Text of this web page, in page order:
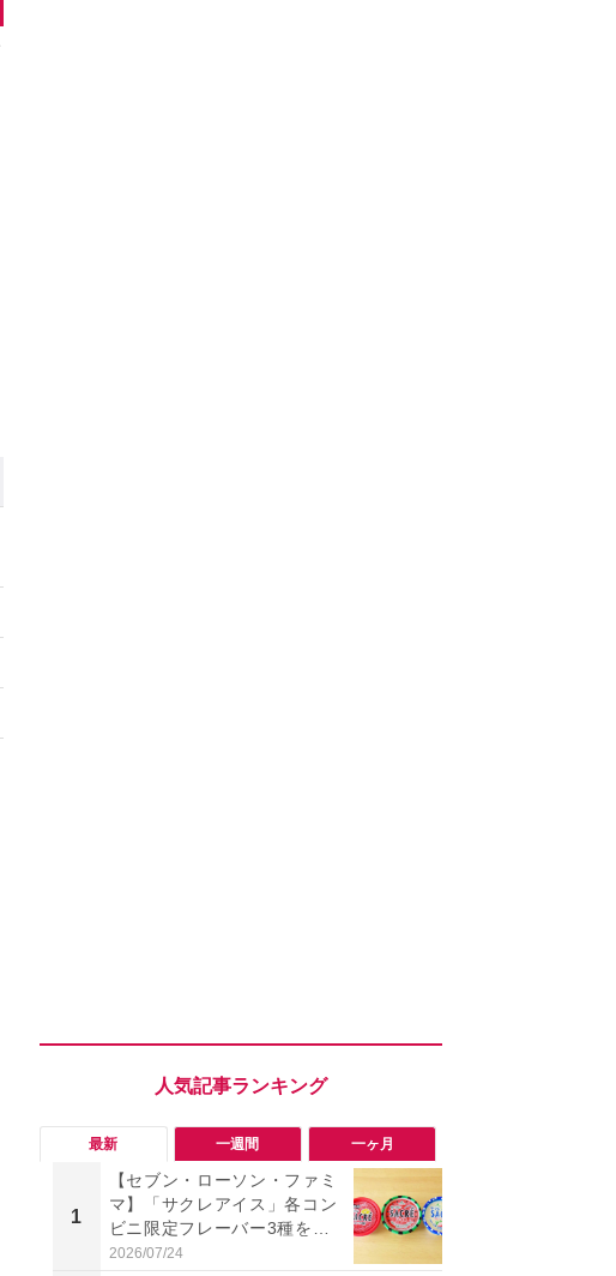
最新 一週間 一ヶ月
1
【セブン・ローソン・ファミ
マ】「サクレアイス」各コン
ビニ限定フレーバー3種を食
べ比べ！今夏買うべきは？
2026/07/24